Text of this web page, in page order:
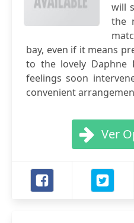
will
the
bay, even if it means
to the lovely Daphne
feelings soon
convenient
Ver